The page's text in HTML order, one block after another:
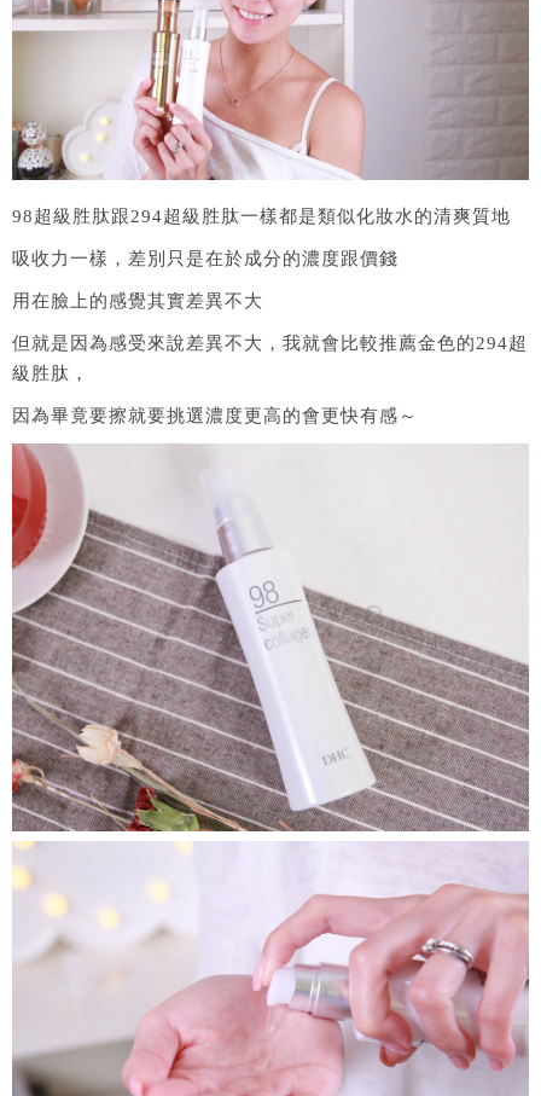
98超級胜肽跟294超級胜肽一樣都是類似化妝水的清爽質地
吸收力一樣，差別只是在於成分的濃度跟價錢
用在臉上的感覺其實差異不大
但就是因為感受來說差異不大，我就會比較推薦金色的294超
級胜肽，
因為畢竟要擦就要挑選濃度更高的會更快有感～